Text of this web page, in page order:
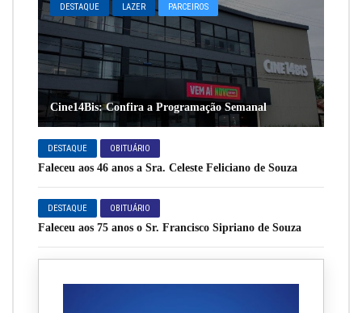
DESTAQUE LAZER PARCEIROS
Cine14Bis: Confira a Programação Semanal
DESTAQUE OBITUÁRIO
Faleceu aos 46 anos a Sra. Celeste Feliciano de Souza
DESTAQUE OBITUÁRIO
Faleceu aos 75 anos o Sr. Francisco Sipriano de Souza